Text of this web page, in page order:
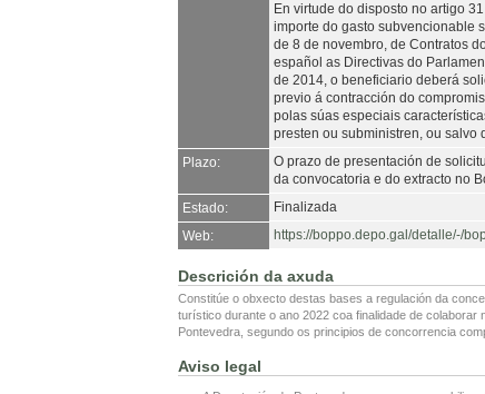
En virtude do disposto no artigo
importe do gasto subvencionable
de 8 de novembro, de Contratos
español as Directivas do
de 2014, o beneficiario deberá
previo á contracción do
polas súas especiais
presten ou subministren, ou salvo
Plazo:
O prazo de presentación de
da convocatoria e do extracto no
Estado:
Finalizada
Web:
https://boppo.depo.gal/detalle/-/
Descrición da axuda
Constitúe o obxecto destas bases a regulación da
turístico durante o ano 2022 coa finalidade de
Pontevedra, segundo os principios de concorrencia
Aviso legal